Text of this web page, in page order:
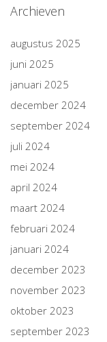
Archieven
augustus 2025
juni 2025
januari 2025
december 2024
september 2024
juli 2024
mei 2024
april 2024
maart 2024
februari 2024
januari 2024
december 2023
november 2023
oktober 2023
september 2023